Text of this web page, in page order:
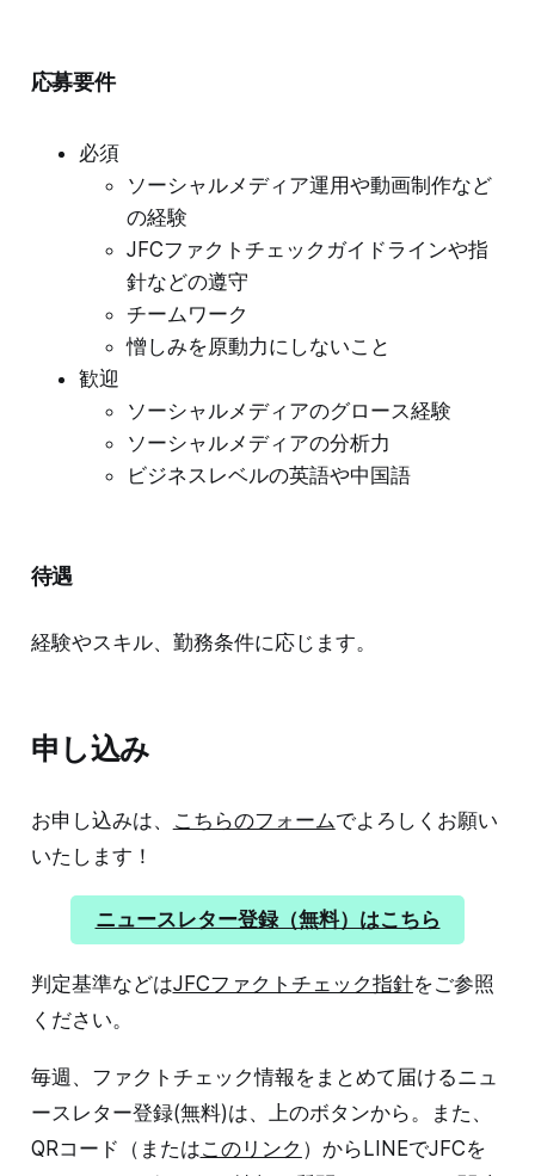
応募要件
必須
ソーシャルメディア運用や動画制作など
の経験
JFCファクトチェックガイドラインや指
針などの遵守
チームワーク
憎しみを原動力にしないこと
歓迎
ソーシャルメディアのグロース経験
ソーシャルメディアの分析力
ビジネスレベルの英語や中国語
待遇
経験やスキル、勤務条件に応じます。
申し込み
お申し込みは、 こちらのフォームでよろしくお願い
いたします！
ニュースレター登録（無料）はこちら
判定基準などはJFCファクトチェック指針をご参照
ください。
毎週、ファクトチェック情報をまとめて届けるニュ
ースレター登録(無料)は、上のボタンから。また、
QRコード（またはこのリンク ）からLINEでJFCを